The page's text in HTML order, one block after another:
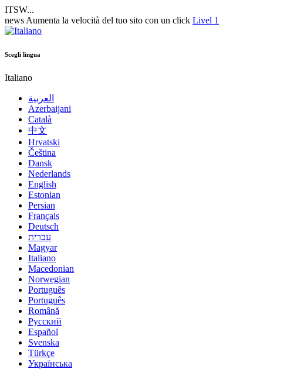
ITSW...
news Aumenta la velocità del tuo sito con un click Livel 1
Scegli lingua
Italiano
العربية
Azerbaijani
Català
中文
Hrvatski
Čeština
Dansk
Nederlands
English
Estonian
Persian
Français
Deutsch
עברית
Magyar
Italiano
Macedonian
Norwegian
Português
Português
Română
Русский
Español
Svenska
Türkçe
Українська